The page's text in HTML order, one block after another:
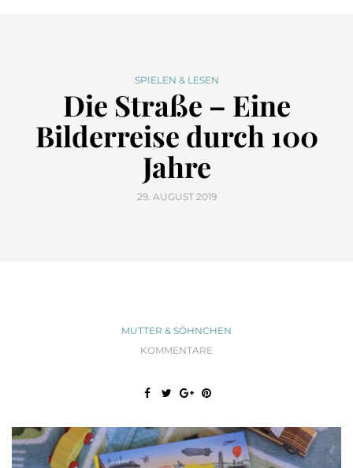
SPIELEN & LESEN
Die Straße – Eine
Bilderreise durch 100
Jahre
29. AUGUST 2019
MUTTER & SÖHNCHEN
KOMMENTARE